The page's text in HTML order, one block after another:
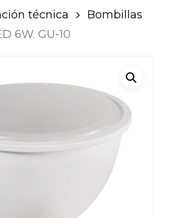
técnica
Bombillas
6W. GU-10